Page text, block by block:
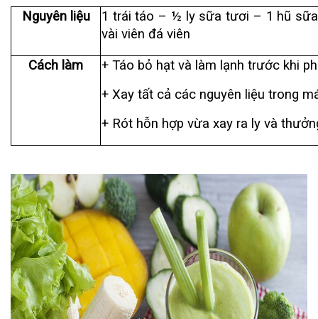
Nguyên liệu
1 trái táo – ½ ly sữa tươi – 1 hũ
vài viên đá viên
Cách làm
+ Táo bỏ hạt và làm lạnh trước khi
+ Xay tất cả các nguyên liệu trong
+ Rót hỗn hợp vừa xay ra ly và